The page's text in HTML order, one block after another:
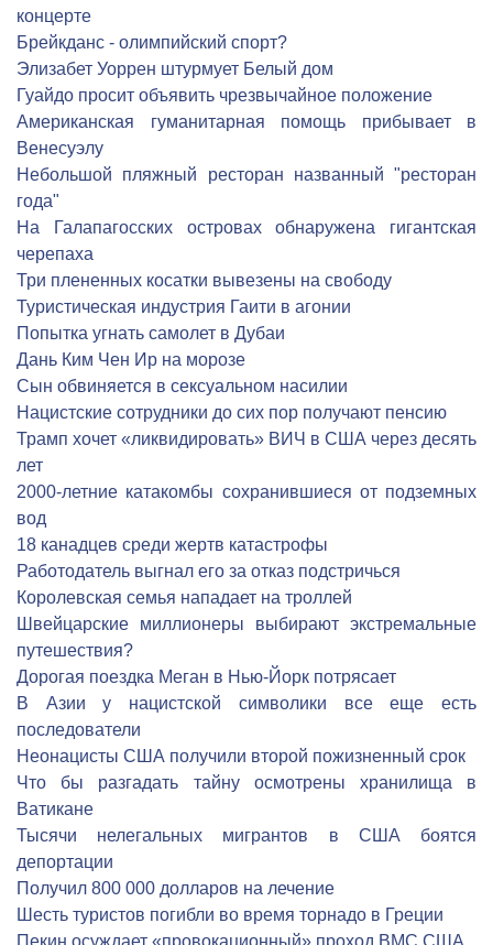
концерте
Брейкданс - олимпийский спорт?
Элизабет Уоррен штурмует Белый дом
Гуайдо просит объявить чрезвычайное положение
Американская гуманитарная помощь прибывает в
Венесуэлу
Небольшой пляжный ресторан названный "ресторан
года"
На Галапагосских островах обнаружена гигантская
черепаха
Три плененных косатки вывезены на свободу
Туристическая индустрия Гаити в агонии
Попытка угнать самолет в Дубаи
Дань Ким Чен Ир на морозе
Сын обвиняется в сексуальном насилии
Нацистские сотрудники до сих пор получают пенсию
Трамп хочет «ликвидировать» ВИЧ в США через десять
лет
2000-летние катакомбы сохранившиеся от подземных
вод
18 канадцев среди жертв катастрофы
Работодатель выгнал его за отказ подстричься
Королевская семья нападает на троллей
Швейцарские миллионеры выбирают экстремальные
путешествия?
Дорогая поездка Меган в Нью-Йорк потрясает
В Азии у нацистской символики все еще есть
последователи
Неонацисты США получили второй пожизненный срок
Что бы разгадать тайну осмотрены хранилища в
Ватикане
Тысячи нелегальных мигрантов в США боятся
депортации
Получил 800 000 долларов на лечение
Шесть туристов погибли во время торнадо в Греции
Пекин осуждает «провокационный» проход ВМС США